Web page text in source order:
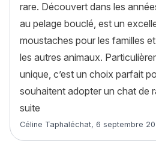
rare. Découvert dans les
au pelage bouclé, est un
moustaches pour les familles
les autres animaux.
unique, c’est un choix parfait
souhaitent adopter un chat de
suite
Article rédigé par
Céline Taphaléchat, 6 septembre